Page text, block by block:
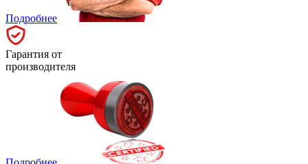
Подробнее
Гарантия от
производителя